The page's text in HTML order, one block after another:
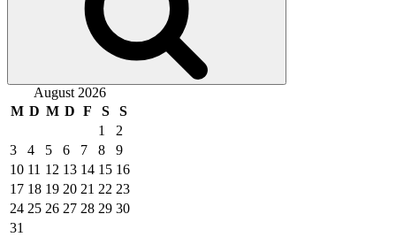
August 2026
M D M D F S
S
1
2
3
4 5 6 7 8
9
10 11 12 13 14 15 16
17 18 19 20 21 22 23
24 25 26 27 28 29 30
31